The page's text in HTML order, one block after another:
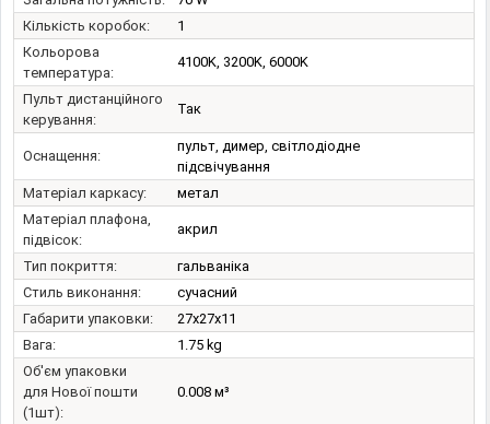
Кількість коробок:
1
Кольорова
температура:
4100K, 3200K, 6000K
Пульт дистанційного
керування:
Так
Оснащення:
пульт, димер, світлодіодне
підсвічування
Матеріал каркасу:
метал
Матеріал плафона,
підвісок:
акрил
Тип покриття:
гальваніка
Стиль виконання:
сучасний
Габарити упаковки:
27x27x11
Вага:
1.75 kg
Об'єм упаковки
для Нової пошти
(1шт):
0.008 м³